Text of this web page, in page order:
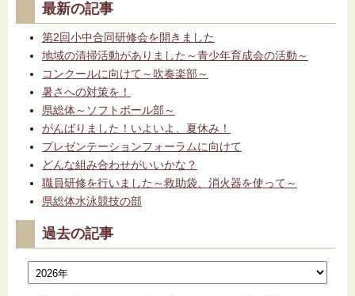
最新の記事
第2回小中合同研修会を開きました
地域の清掃活動がありました～青少年育成会の活動～
コンクールに向けて～吹奏楽部～
暑さへの対策を！
県総体～ソフトボール部～
がんばりました！いよいよ、夏休み！
プレゼンテーションフォーラムに向けて
どんな組み合わせがいいかな？
職員研修を行いました～救助袋、消火器を使って～
県総体水泳競技の部
過去の記事